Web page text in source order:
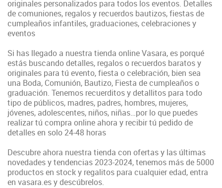
originales personalizados para todos los eventos. Detalles
de comuniones, regalos y recuerdos bautizos, fiestas de
cumpleaños infantiles, graduaciones, celebraciones y
eventos
Si has llegado a nuestra tienda online Vasara, es porqué
estás buscando detalles, regalos o recuerdos baratos y
originales para tú evento, fiesta o celebración, bien sea
una Boda, Comunión, Bautizo, Fiesta de cumpleaños o
graduación. Tenemos recuerditos y detallitos para todo
tipo de públicos, madres, padres, hombres, mujeres,
jóvenes, adolescentes, niños, niñas…por lo que puedes
realizar tú compra online ahora y recibir tú pedido de
detalles en solo 24-48 horas
Descubre ahora nuestra tienda con ofertas y las últimas
novedades y tendencias 2023-2024, tenemos más de 5000
productos en stock y regalitos para cualquier edad, entra
en vasara.es y descúbrelos.